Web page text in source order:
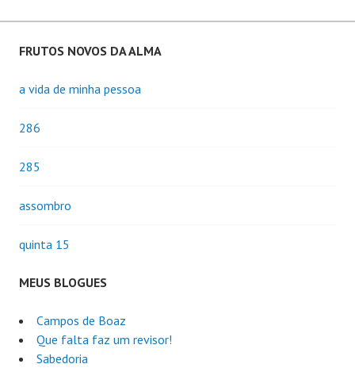
FRUTOS NOVOS DA ALMA
a vida de minha pessoa
286
285
assombro
quinta 15
MEUS BLOGUES
Campos de Boaz
Que falta faz um revisor!
Sabedoria